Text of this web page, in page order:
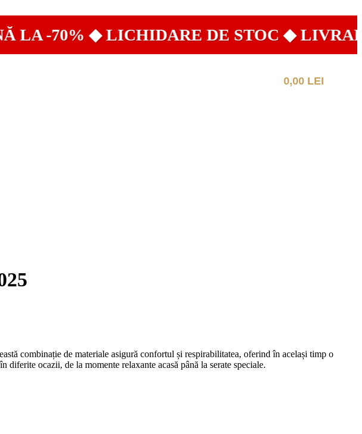
-70% ◆ LICHIDARE DE STOC ◆
0,00 LEI
combinație de materiale asigură confortul și respirabilitatea, oferind în același timp o
ocazii, de la momente relaxante acasă până la serate speciale.